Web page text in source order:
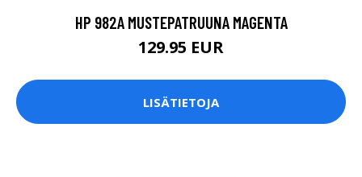
HP 982A MUSTEPATRUUNA MAGENTA
129.95 EUR
LISÄTIETOJA